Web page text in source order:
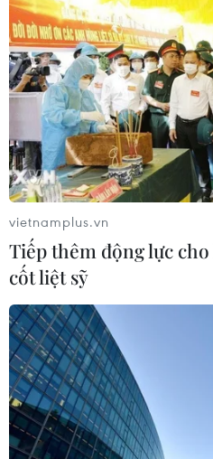
TIN CÙNG CHUYÊN
Thắt chặt tình hữu nghị
các cựu chuyên gia quân sự
Việt Nam
06/08/2026 06:23
Anh công bố kết quả điều
vietnamplus.vn
Tiếp thêm động lực
cốt liệt sỹ